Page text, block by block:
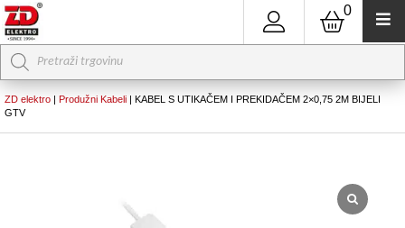
0
Products
search
ZD elektro | Produžni Kabeli | KABEL S UTIKAČEM I PREKIDAČEM 2×0,75 2M BIJELI
GTV